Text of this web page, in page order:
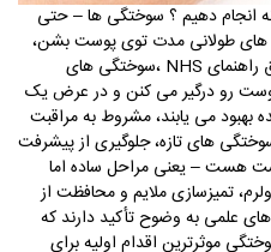
انجام دهیم ؟ سوختگی ها – حتی
طولانی مدت توی پوست بشن،
راهنمای NHS ،سوختگی های
رو درگیر می کنن و در عرض یک
بهبود می یابند، مشروط به مراقبت
های تازه، جلوگیری از پیشرفت
هست – یعنی مراحل ساده اما
تمیزسازی ملایم و محافظت از
علمی به وضوح تأکید دارند که
موثرترین اقدام اولیه برای